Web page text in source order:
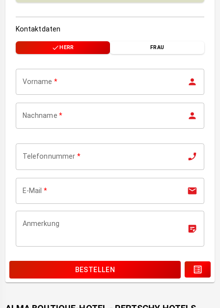
Kontaktdaten
HERR FRAU
Vorname *
Nachname *
Telefonnummer *
E-Mail *
Anmerkung
BESTELLEN